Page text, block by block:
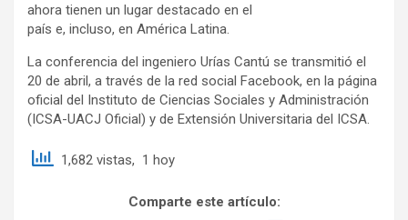
ahora tienen un lugar destacado en el
país e, incluso, en América Latina.
La conferencia del ingeniero Urías Cantú se transmitió el
20 de abril, a través de la red social Facebook, en la página
oficial del Instituto de Ciencias Sociales y Administración
(ICSA-UACJ Oficial) y de Extensión Universitaria del ICSA.
1,682 vistas, 1 hoy
Comparte este artículo: